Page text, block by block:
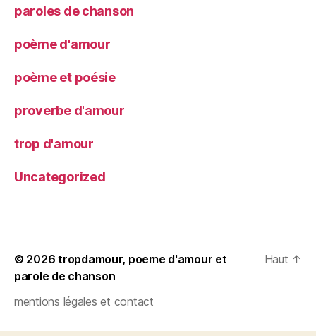
paroles de chanson
poème d'amour
poème et poésie
proverbe d'amour
trop d'amour
Uncategorized
© 2026tropdamour, poeme d'amour et
parole de chanson
mentions légales et contact
Haut ↑